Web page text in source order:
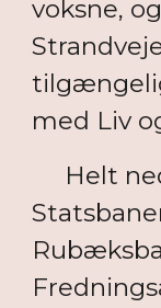
voksne,
med Liv
Helt